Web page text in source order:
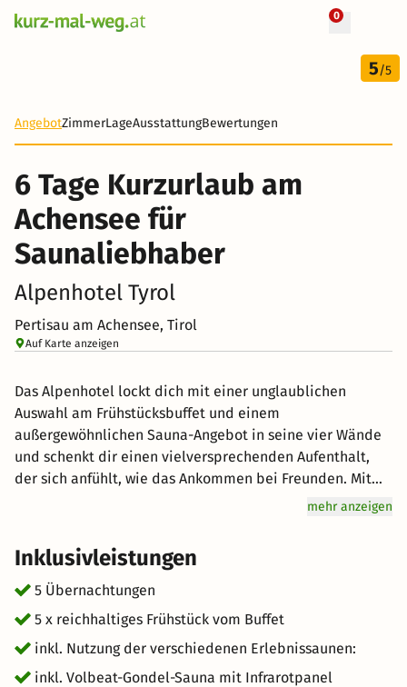
0
6 Tage
700 €
5/5
AngebotZimmerLageAusstattungBewertungen
6 Tage Kurzurlaub am
Achensee für
Saunaliebhaber
Alpenhotel Tyrol
Pertisau am Achensee, Tirol
Auf Karte anzeigen
Das Alpenhotel lockt dich mit einer unglaublichen
Auswahl am Frühstücksbuffet und einem
außergewöhnlichen Sauna-Angebot in seine vier Wände
und schenkt dir einen vielversprechenden Aufenthalt,
der sich anfühlt, wie das Ankommen bei Freunden. Mit
einem See, der segeln, surfen, kiten, SUP, schwimmen,
Karwendeltälern, die sich per Mountainbike, e-Bike oder
zu Fuß erkunden lassen und der umliegenden herrlichen
Bergwelt des Rofan für grandiose Bergtouren,
Klettersteige und dergleichen gibt es kaum einen Ort,
der so viele Möglichkeiten bietet. Bei uns im Haus kannst
du auch Longboards gegen eine kleine Gebühr mieten.
Golfen kannst du übrigens vor der Haustüre. Und das
mehr anzeigen
Inklusivleistungen
5 Übernachtungen
5 x reichhaltiges Frühstück vom Buffet
inkl. Nutzung der verschiedenen Erlebnissaunen:
inkl. Volbeat-Gondel-Sauna mit Infrarotpanel